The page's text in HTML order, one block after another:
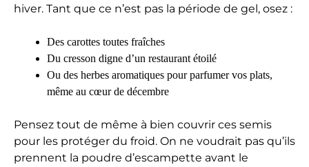
hiver. Tant que ce n’est pas la période de gel, osez :
Des carottes toutes fraîches
Du cresson digne d’un restaurant étoilé
Ou des herbes aromatiques pour parfumer vos plats,
même au cœur de décembre
Pensez tout de même à bien couvrir ces semis
pour les protéger du froid. On ne voudrait pas qu’ils
prennent la poudre d’escampette avant le